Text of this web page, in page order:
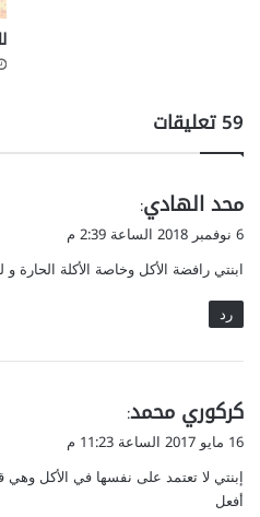
‫59 تعليقات
ي
ق
ل
محد الهادي:
6 نوفمبر 2018 الساعة 2:39 م
ابنتي رافضة الأكل وخاصة الأكلة
رد
ي
ق
ل
كركوري محمد:
16 مايو 2017 الساعة 11:23 م
إبنتي لا تعتمد على نفسها في الأكل وهي
أفعل